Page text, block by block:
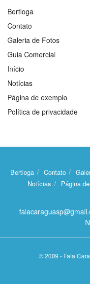
Bertioga
Contato
Galeria de Fotos
Guia Comercial
Início
Notícias
Página de exemplo
Política de privacidade
Bertioga Contato
Notícias
Página
© 2009 - Fala